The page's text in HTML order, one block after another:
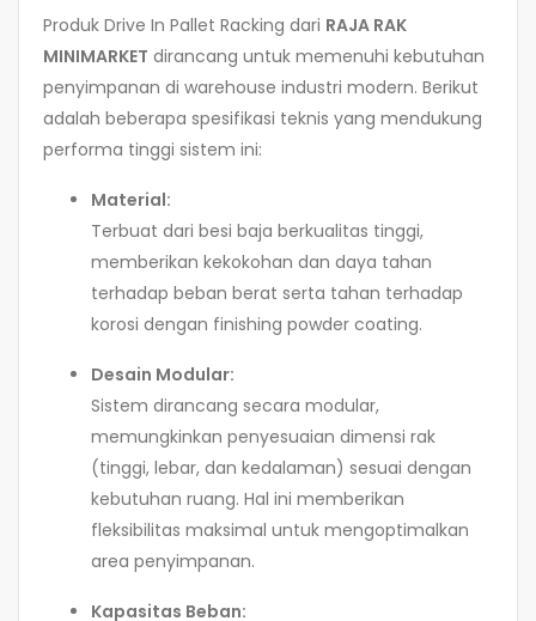
Produk Drive In Pallet Racking dari RAJA RAK
MINIMARKET dirancang untuk memenuhi kebutuhan
penyimpanan di warehouse industri modern. Berikut
adalah beberapa spesifikasi teknis yang mendukung
performa tinggi sistem ini:
Material:
Terbuat dari besi baja berkualitas tinggi,
memberikan kekokohan dan daya tahan
terhadap beban berat serta tahan terhadap
korosi dengan finishing powder coating.
Desain Modular:
Sistem dirancang secara modular,
memungkinkan penyesuaian dimensi rak
(tinggi, lebar, dan kedalaman) sesuai dengan
kebutuhan ruang. Hal ini memberikan
fleksibilitas maksimal untuk mengoptimalkan
area penyimpanan.
Kapasitas Beban: